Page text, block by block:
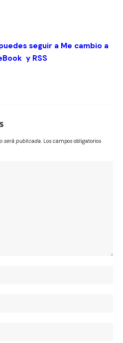
seguir a Me cambio a
y RSS
será publicada. Los campos obligatorios